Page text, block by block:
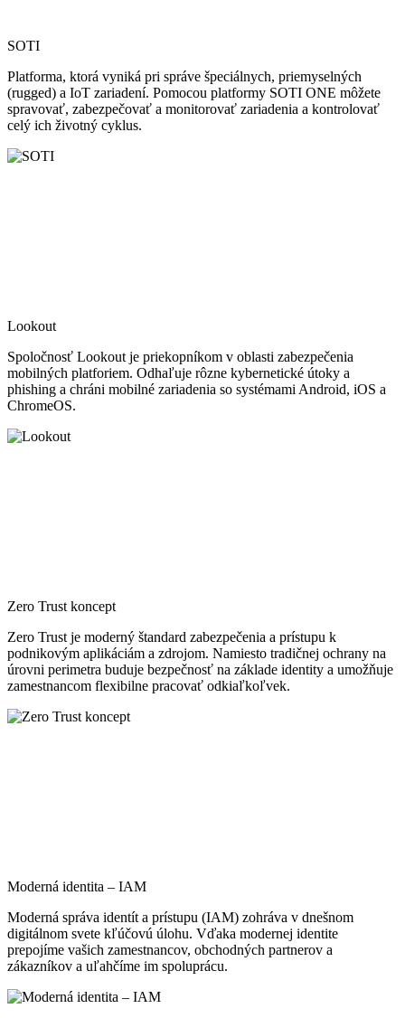
SOTI
Platforma, ktorá vyniká pri správe špeciálnych, priemyselných
(rugged) a IoT zariadení. Pomocou platformy SOTI ONE môžete
spravovať, zabezpečovať a monitorovať zariadenia a kontrolovať
celý ich životný cyklus.
Lookout
Spoločnosť Lookout je priekopníkom v oblasti zabezpečenia
mobilných platforiem. Odhaľuje rôzne kybernetické útoky a
phishing a chráni mobilné zariadenia so systémami Android, iOS a
ChromeOS.
Zero Trust koncept
Zero Trust je moderný štandard zabezpečenia a prístupu k
podnikovým aplikáciám a zdrojom. Namiesto tradičnej ochrany na
úrovni perimetra buduje bezpečnosť na základe identity a umožňuje
zamestnancom flexibilne pracovať odkiaľkoľvek.
Moderná identita – IAM
Moderná správa identít a prístupu (IAM) zohráva v dnešnom
digitálnom svete kľúčovú úlohu. Vďaka modernej identite
prepojíme vašich zamestnancov, obchodných partnerov a
zákazníkov a uľahčíme im spoluprácu.